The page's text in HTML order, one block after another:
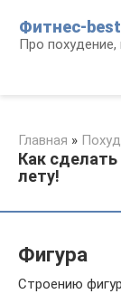
контенту
Фитнес-best
Про
Главная »
Как
лету!
Фигура
Строению